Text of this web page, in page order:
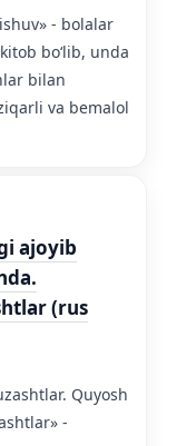
- bolalar
boʻlib, unda
bilan
va bemalol
ajoyib
(rus
Quyosh
-